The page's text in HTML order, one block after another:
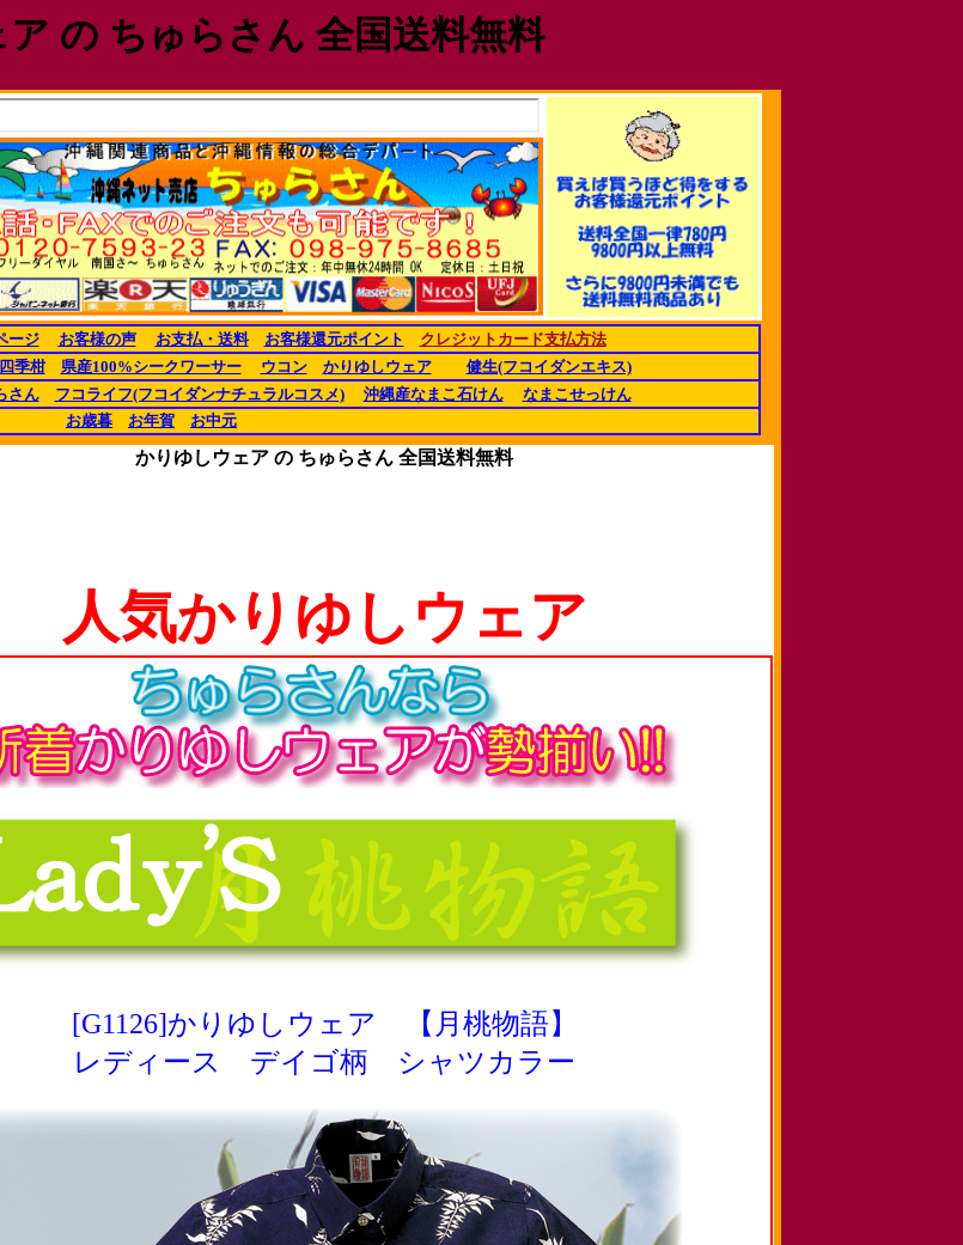
の ちゅらさん 全国送料無料
ージ お客様の声 お支払・送料 お客様還元ポイント
クレジットカード支払方法
季柑 県産100%シークワーサー ウコン かりゆしウェア
健生(フコイダンエキス)
さん フコライフ(フコイダンナチュラルコスメ) 沖縄産なまこ石けん
なまこせっけん
お歳暮
お年賀 お中元
かりゆしウェア の ちゅらさん 全国送料無料
人気かりゆしウェア
[G1126]かりゆしウェア 【月桃物語】
レディース デイゴ柄 シャツカラー